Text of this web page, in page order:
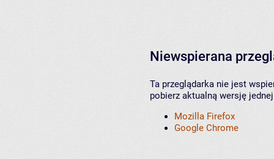
Niewspierana
Ta przeglądarka nie jest
pobierz aktualną wersję
Mozilla Firefox
Google Chrome